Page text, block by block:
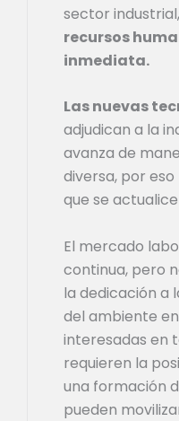
sector industrial,
recursos
inmediata.
Las nuevas
adjudican a la
avanza de
diversa, por
que se
El mercado
continua, pero
la dedicación a
del ambiente
interesadas en
requieren la
una formación
pueden